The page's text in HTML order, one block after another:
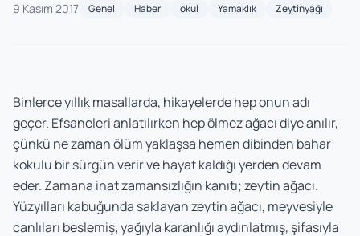
9 Kasım 2017 Genel Haber okul Yamaklık Zeytinyağı
Binlerce yıllık masallarda, hikayelerde hep onun adı
geçer. Efsaneleri anlatılırken hep ölmez ağacı diye anılır,
çünkü ne zaman ölüm yaklaşsa hemen dibinden bahar
kokulu bir sürgün verir ve hayat kaldığı yerden devam
eder. Zamana inat zamansızlığın kanıtı; zeytin ağacı.
Yüzyılları kabuğunda saklayan zeytin ağacı, meyvesiyle
canlıları beslemiş, yağıyla karanlığı aydınlatmış, şifasıyla